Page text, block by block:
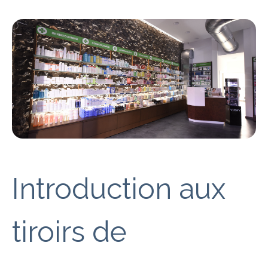
Introduction aux
tiroirs de